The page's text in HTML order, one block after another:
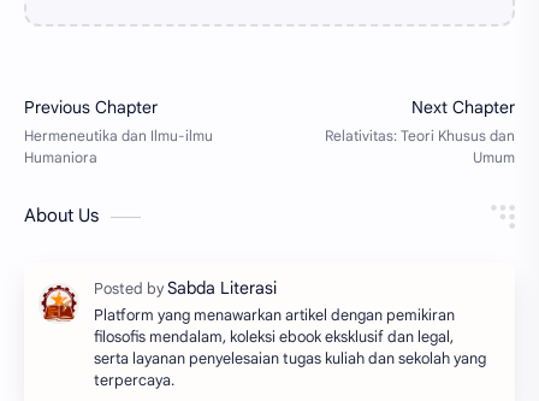
About Us
Platform yang menawarkan artikel dengan pemikiran
filosofis mendalam, koleksi ebook eksklusif dan legal,
serta layanan penyelesaian tugas kuliah dan sekolah yang
terpercaya.